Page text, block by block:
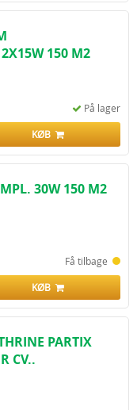
150 M2
På lager
KØB
30W 150 M2
Få tilbage
KØB
PARTIX
CV..